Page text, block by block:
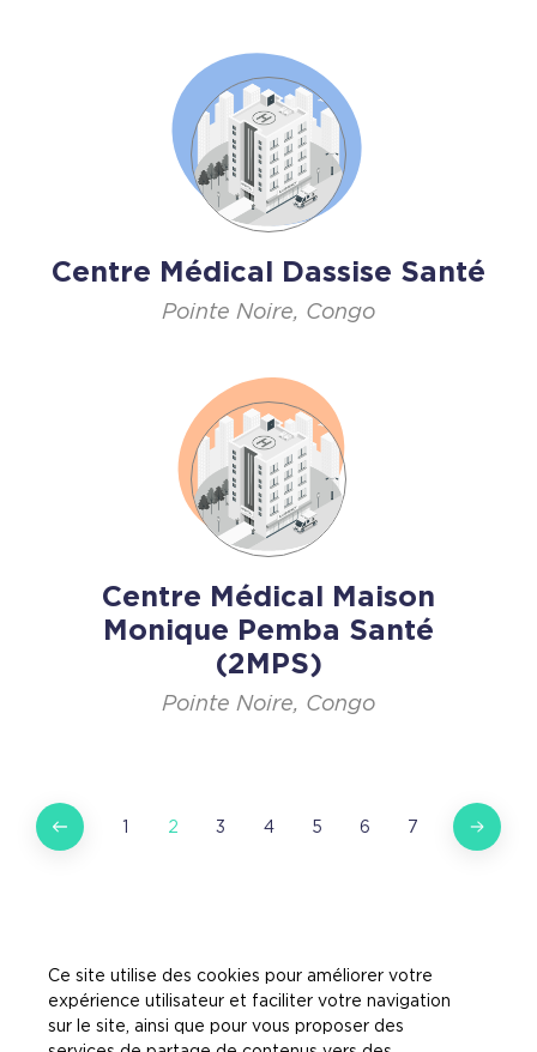
Centre Médical Dassise Santé
Pointe Noire, Congo
Centre Médical Maison
Monique Pemba Santé
(2MPS)
Pointe Noire, Congo
2 3 4 5 6 7
Ce site utilise des cookies pour améliorer votre
expérience utilisateur et faciliter votre navigation
sur le site, ainsi que pour vous proposer des